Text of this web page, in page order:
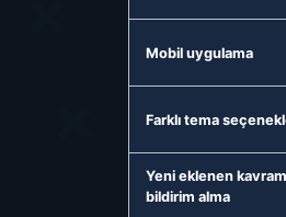
Mobil uygulama
Farklı tema
Yeni eklenen
bildirim alma